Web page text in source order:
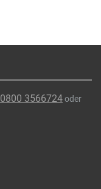
0800 3566724oder